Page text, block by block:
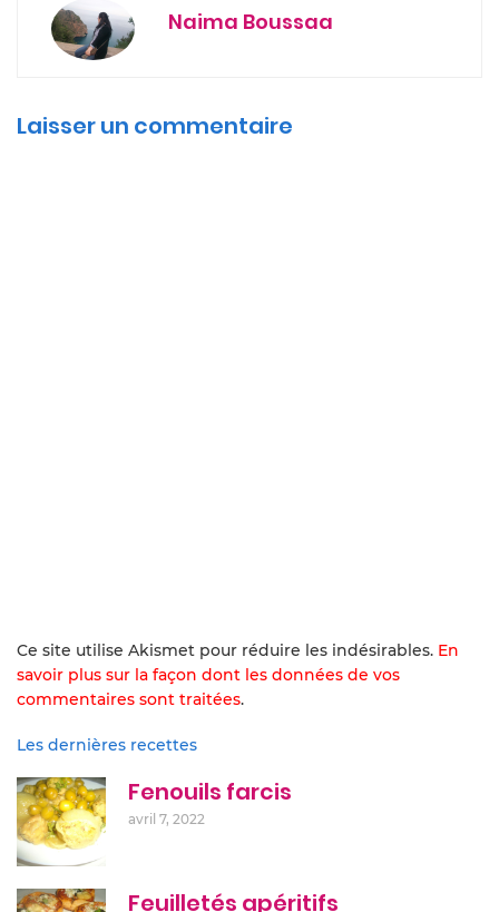
Naima Boussaa
Laisser un commentaire
Ce site utilise Akismet pour réduire les indésirables. En
savoir plus sur la façon dont les données de vos
commentaires sont traitées.
Les dernières recettes
Fenouils farcis
avril 7, 2022
Feuilletés apéritifs